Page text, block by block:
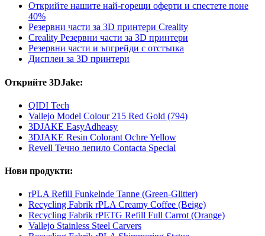
Открийте нашите най-горещи оферти и спестете поне
40%
Резервни части за 3D принтери Creality
Creality Резервни части за 3D принтери
Резервни части и ъпгрейди с отстъпка
Дисплеи за 3D принтери
Открийте 3DJake:
QIDI Tech
Vallejo Model Colour 215 Red Gold (794)
3DJAKE EasyAdheasy
3DJAKE Resin Colorant Ochre Yellow
Revell Течно лепило Contacta Special
Нови продукти:
rPLA Refill Funkelnde Tanne (Green-Glitter)
Recycling Fabrik rPLA Creamy Coffee (Beige)
Recycling Fabrik rPETG Refill Full Carrot (Orange)
Vallejo Stainless Steel Carvers